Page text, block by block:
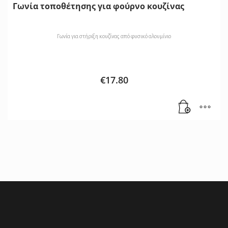
Γωνία τοποθέτησης για φούρνο κουζίνας
Γωνία για στήριξη κουζίνας από φυσικό αλουμίνιο
€17.80